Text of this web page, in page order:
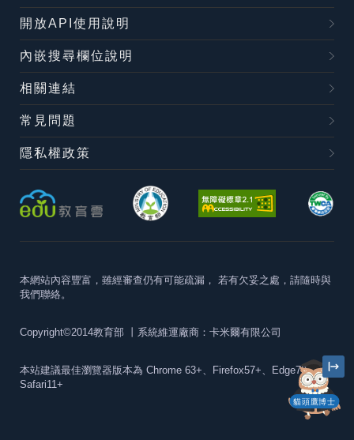
貓頭鷹博士
開放API使用說明
內嵌搜尋欄位說明
相關連結
常見問題
隱私權政策
本網站內容豐富，雖經審查仍有可能疏漏， 若有欠妥之處，請隨時與
我們聯絡。
Copyright©2014教育部 丨系統維運廠商：卡米爾有限公司
本站建議最佳瀏覽器版本為 Chrome 63+、Firefox57+、Edge79+及
Safari11+